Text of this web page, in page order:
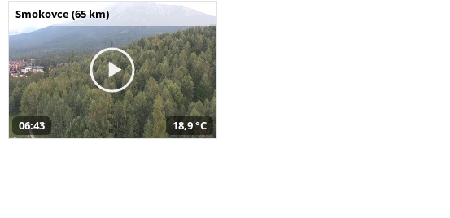
Smokovce (65 km)
06:43 18,9 °C